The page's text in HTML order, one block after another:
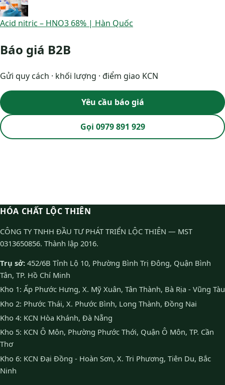
Acid nitric – HNO3 68% | Hàn Quốc
Báo giá B2B
Gửi quy cách · khối lượng · điểm giao KCN
Yêu cầu báo giá
Gọi 0979 891 929
HÓA CHẤT LỘC THIÊN
CÔNG TY TNHH ĐẦU TƯ PHÁT TRIỂN LỘC THIÊN — MST
0313650856. Thành lập 2016.
Trụ sở: 452/6B Tỉnh Lộ 10, Phường Bình Trị Đông, Quận Bình
Tân, TP. Hồ Chí Minh
Kho 1: Ấp Phước Hưng, X. Mỹ Xuân, Tân Thành, Bà Rịa - Vũng Tàu
Kho 2: Phước Thái, X. Phước Bình, Long Thành, Đồng Nai
Kho 4: KCN Hòa Khánh, Đà Nẵng
Kho 5: KCN Ô Môn, Phường Phước Thới, Quận Ô Môn, TP. Cần
Thơ
Kho 6: KCN Đại Đồng - Hoàn Sơn, X. Tri Phương, Tiên Du, Bắc
Ninh